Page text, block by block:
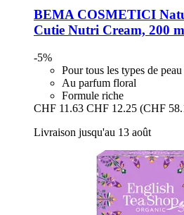
BEMA COSMETICI
Cutie Nutri Cream, 200
-5%
Pour tous les types de peau
Au parfum floral
Formule riche
CHF 11.63 CHF 12.25 (CHF
Livraison jusqu'au 13 août